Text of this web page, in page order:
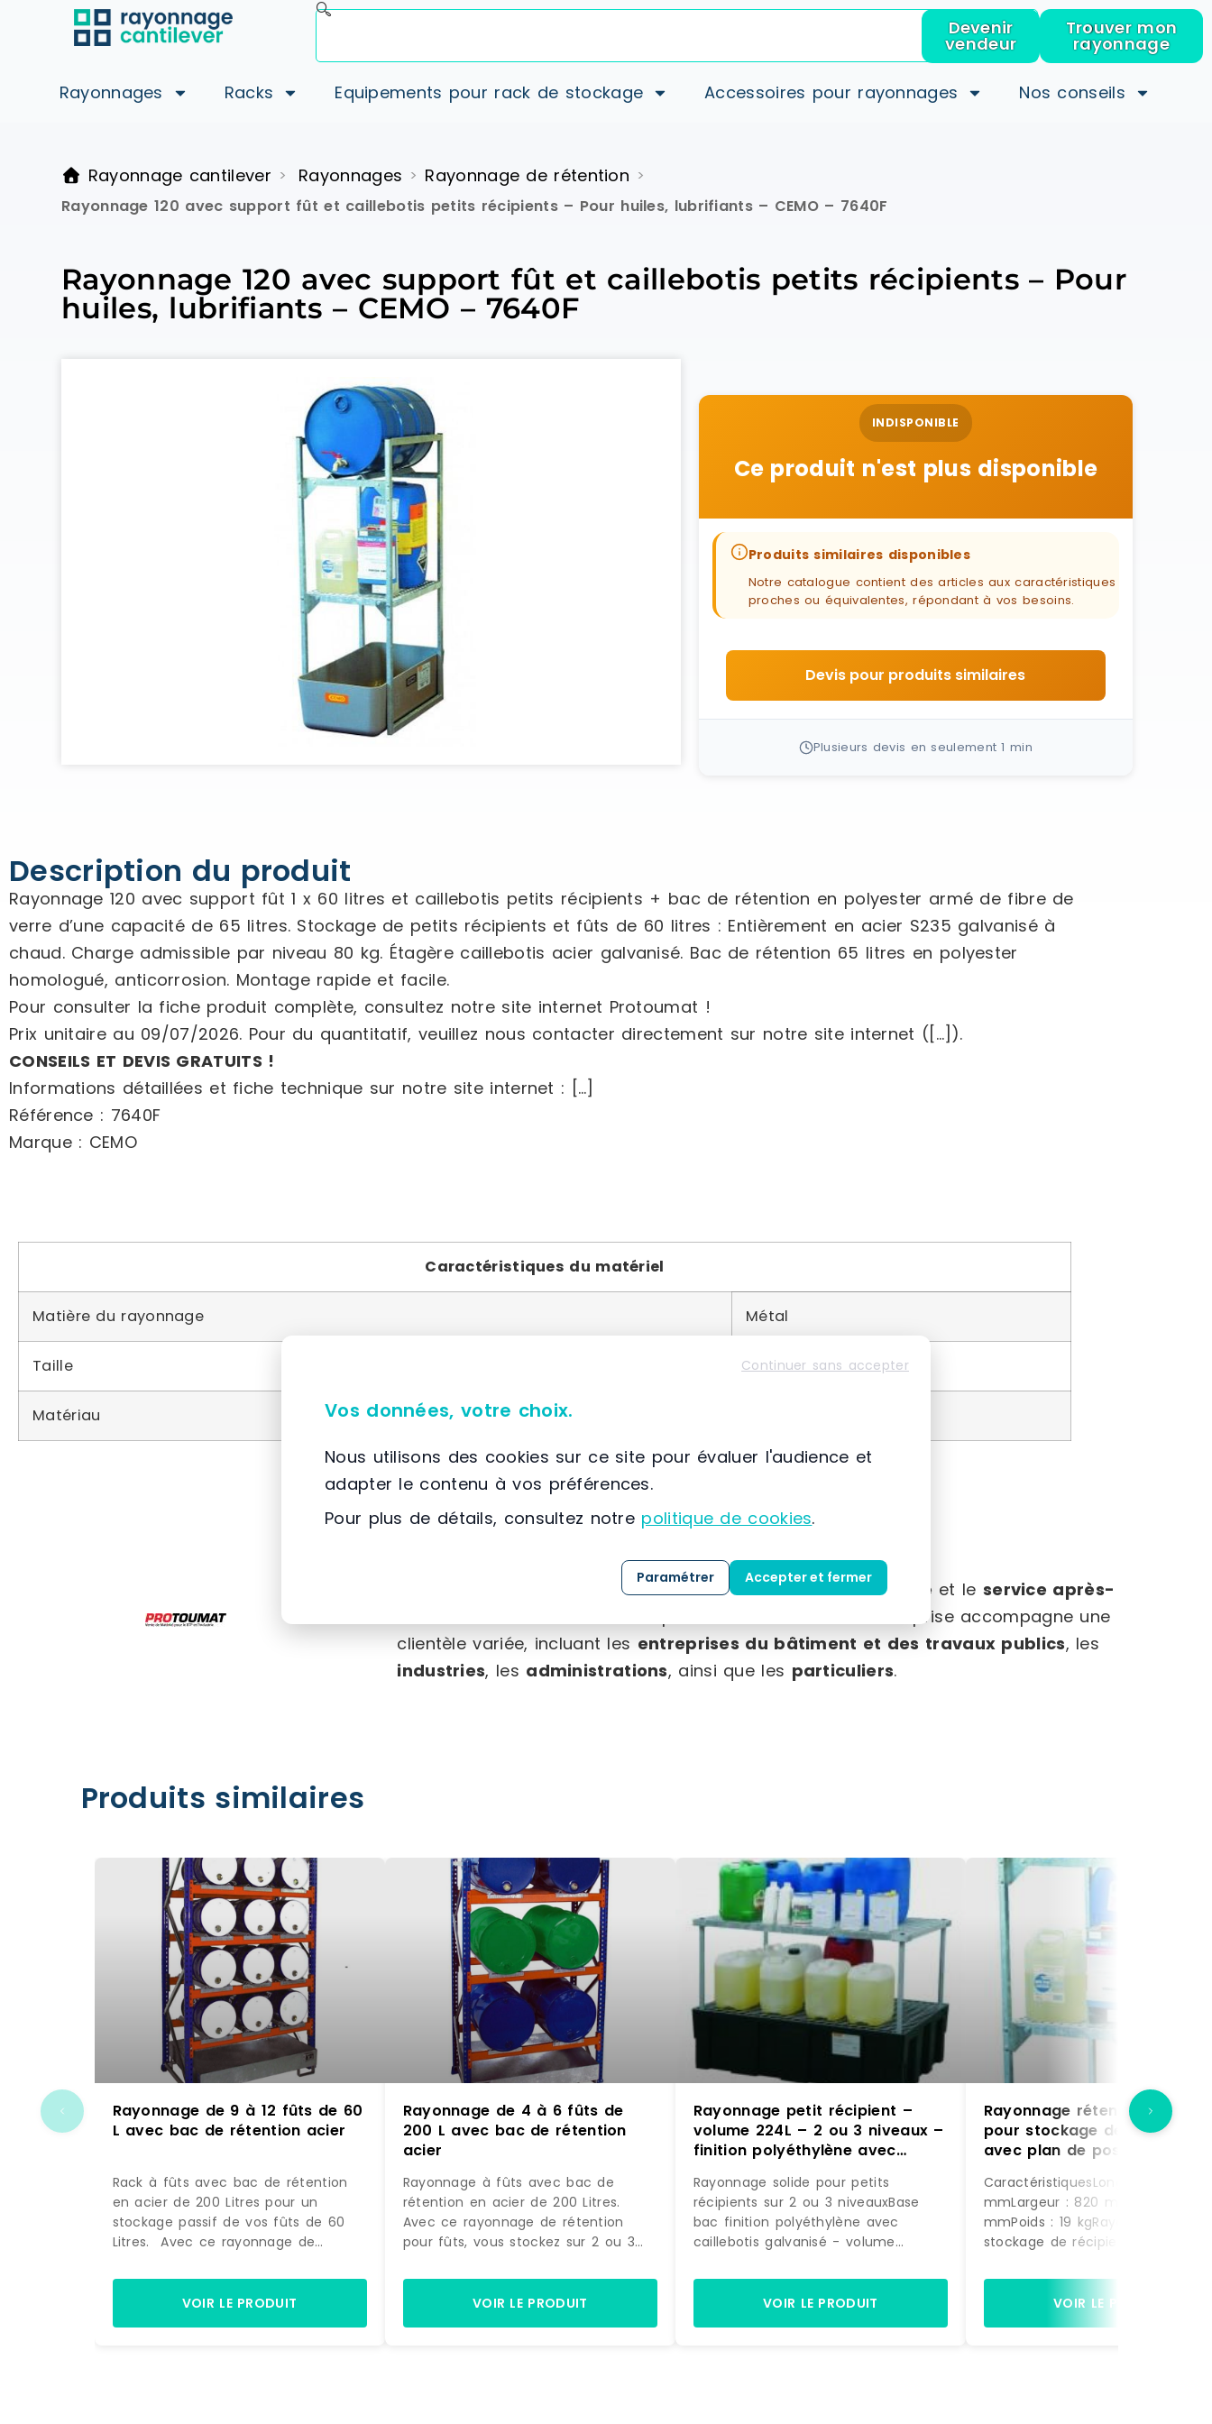
Devenir
vendeur
Trouver mon
rayonnage
Rayonnages Racks Equipements pour rack de stockage Accessoires pour rayonnages Nos conseils
Rayonnage cantilever > Rayonnages > Rayonnage de rétention >
Rayonnage 120 avec support fût et caillebotis petits récipients – Pour huiles, lubrifiants – CEMO – 7640F
Rayonnage 120 avec support fût et caillebotis petits récipients – Pour
huiles, lubrifiants – CEMO – 7640F
INDISPONIBLE
Ce produit n'est plus disponible
Produits similaires disponibles
Notre catalogue contient des articles aux caractéristiques
proches ou équivalentes, répondant à vos besoins.
Devis pour produits similaires
Plusieurs devis en seulement 1 min
Description du produit
Rayonnage 120 avec support fût 1 x 60 litres et caillebotis petits récipients + bac de rétention en polyester armé de fibre de
verre d’une capacité de 65 litres. Stockage de petits récipients et fûts de 60 litres : Entièrement en acier S235 galvanisé à
chaud. Charge admissible par niveau 80 kg. Étagère caillebotis acier galvanisé. Bac de rétention 65 litres en polyester
homologué, anticorrosion. Montage rapide et facile.
Pour consulter la fiche produit complète, consultez notre site internet Protoumat !
Prix unitaire au 09/07/2026. Pour du quantitatif, veuillez nous contacter directement sur notre site internet ([…]).
CONSEILS ET DEVIS GRATUITS !
Informations détaillées et fiche technique sur notre site internet : […]
Référence : 7640F
Marque : CEMO
Caractéristiques du matériel
Matière du rayonnage Métal
Taille 45 pieds
Matériau
À propos de Protoumat
📌 Située à France, SELESTAT, (67) Grand Est
40 années d’expertisedans lavente et le service après-
de matériel destiné aux professionnels du BTP. L’entreprise accompagne une
clientèle variée, incluant les entreprises du bâtiment et des travaux publics, les
industries, les administrations, ainsi que les particuliers.
Produits similaires
Rayonnage de 9 à 12 fûts de 60
L avec bac de rétention acier
Rack à fûts avec bac de rétention
en acier de 200 Litres pour un
stockage passif de vos fûts de 60
Litres. Avec ce rayonnage de
niveaux, 9 à 12 fûts de 200 litres en
position couchée. Ce rayonnage à
fûts est livré avec un bac de
VOIR LE PRODUIT
Rayonnage de 4 à 6 fûts de
200 L avec bac de rétention
acier
Rayonnage à fûts avec bac de
rétention en acier de 200 Litres.
Avec ce rayonnage de rétention
pour fûts, vous stockez sur 2 ou 3
position couchés. Cette étagère
à fûts est livrée avec un bac de
rétention en tôle d'acier d'épaisseur
VOIR LE PRODUIT
Rayonnage petit récipient –
volume 224L – 2 ou 3 niveaux –
finition polyéthylène avec
Rayonnage solide pour petits
récipients sur 2 ou 3 niveauxBase
bac finition polyéthylène avec
caillebotis galvanisé - volume
uniformément répartie : 100 kg par
niveauNiveau de pose :33 cm à partir
du sol88 cm129 cm pour le 3ème
VOIR LE PRODUIT
Rayonnage rétention 65 l –
pour stockage de 1 fût de
avec plan de pose
CaractéristiquesLongueur : 450
mmLargeur : 820 mmHauteur :
mmPoids : 19 kgRayonnage pour
stockage de récipients et 1 fût
finition polyester, rayonnage
acier galvanisé à chaud.1er
pose : 630 mm à partir du sol
VOIR LE PRODUIT
Continuer sans accepter
Vos données, votre choix.
Nous utilisons des cookies sur ce site pour évaluer l'audience et
adapter le contenu à vos préférences.
Pour plus de détails, consultez notre politique de cookies.
Paramétrer Accepter et fermer